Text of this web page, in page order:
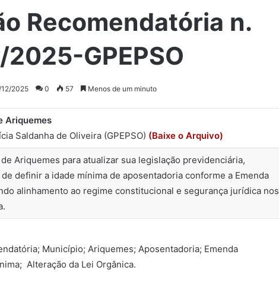
Recomendatória n.
GPEPSO
2025 0 57 Menos de um minuto
Ariquemes
Saldanha de Oliveira (GPEPSO) (Baixe o Arquivo)
Ariquemes para atualizar sua legislação previdenciária,
definir a idade mínima de aposentadoria conforme a Emenda
alinhamento ao regime constitucional e segurança jurídica nos
Município; Ariquemes; Aposentadoria; Emenda
Alteração da Lei Orgânica.